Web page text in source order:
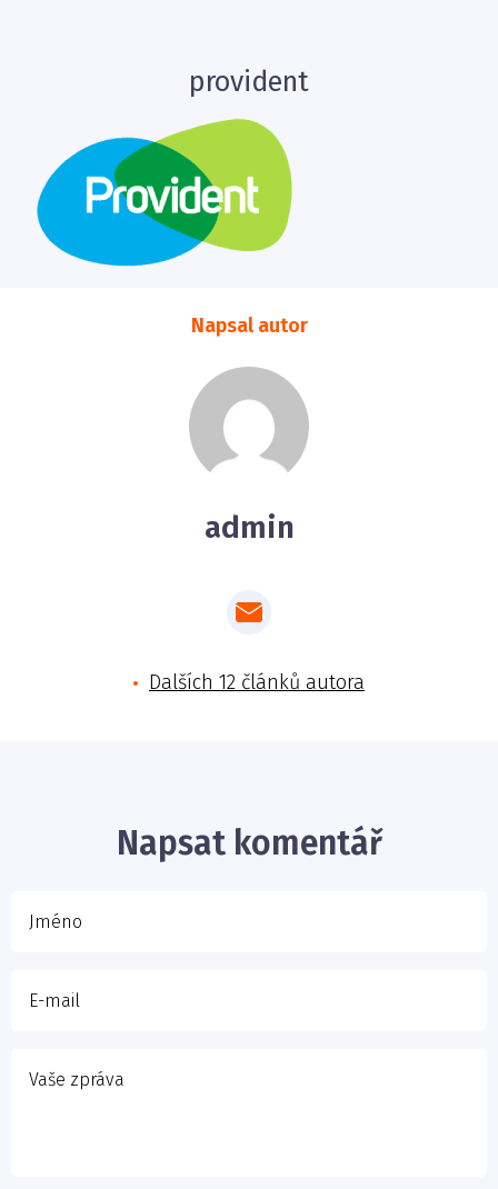
provident
Napsal autor
admin
Dalších 12 článků autora
Napsat komentář